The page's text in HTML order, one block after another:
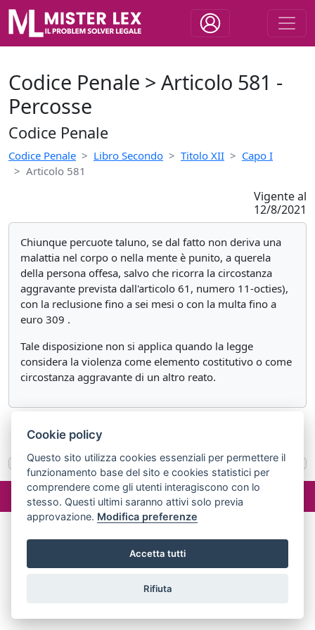
Codice Penale > Articolo 581 -
Percosse
Codice Penale
Codice Penale Libro Secondo Titolo XII
Capo I
Articolo 581
Vigente al
12/8/2021
Chiunque percuote taluno, se dal fatto non deriva una
malattia nel corpo o nella mente è punito, a querela
della persona offesa, salvo che ricorra la circostanza
aggravante prevista dall'articolo 61, numero 11-octies),
con la reclusione fino a sei mesi o con la multa fino a
euro 309 .
Tale disposizione non si applica quando la legge
considera la violenza come elemento costitutivo o come
circostanza aggravante di un altro reato.
«Articolo 580
©2024 misterlex.it -redazione@misterlex.it -Privacy
02029690472
Cookie policy
Questo sito utilizza cookies essenziali per permettere il
funzionamento base del sito e cookies statistici per
comprendere come gli utenti interagiscono con lo
stesso. Questi ultimi saranno attivi solo previa
approvazione. Modifica preferenze
Accetta tutti
Rifiuta